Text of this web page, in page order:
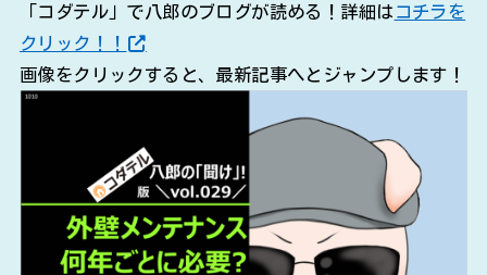
「コダテル」で八郎のブログが読める！詳細は コチラを
クリック！！
画像をクリックすると、最新記事へとジャンプします！